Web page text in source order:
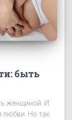
быть
женщиной. И
любви. Но так